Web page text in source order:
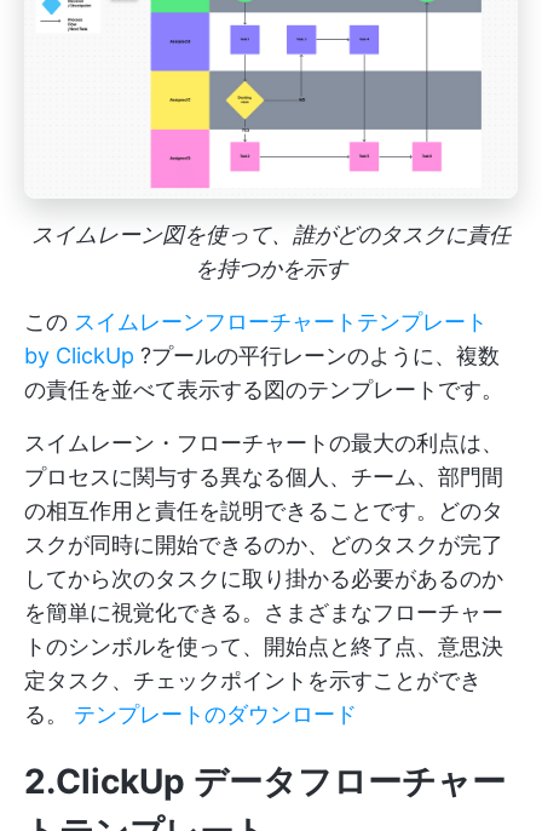
スイムレーン図を使って、誰がどのタスクに責任
を持つかを示す
この スイムレーンフローチャートテンプレート
by ClickUp ?プールの平行レーンのように、複数
の責任を並べて表示する図のテンプレートです。
スイムレーン・フローチャートの最大の利点は、
プロセスに関与する異なる個人、チーム、部門間
の相互作用と責任を説明できることです。どのタ
スクが同時に開始できるのか、どのタスクが完了
してから次のタスクに取り掛かる必要があるのか
を簡単に視覚化できる。さまざまなフローチャー
トのシンボルを使って、開始点と終了点、意思決
定タスク、チェックポイントを示すことができ
る。 テンプレートのダウンロード
2.ClickUp データフローチャー